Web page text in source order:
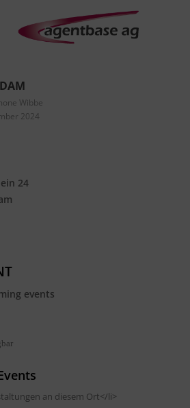
Wibbe
2024
24
events
an diesem Ort</li>